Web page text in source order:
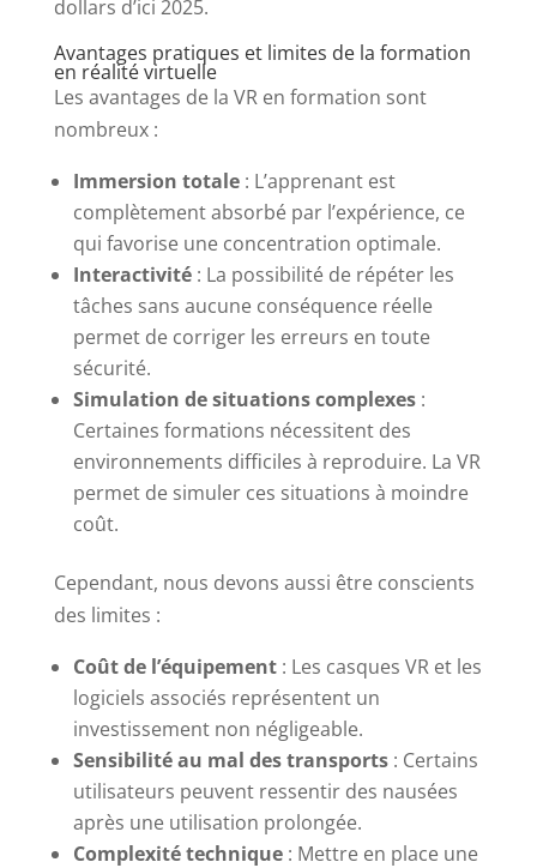
dollars d’ici 2025.
Avantages pratiques et limites de la formation
en réalité virtuelle
Les avantages de la VR en formation sont
nombreux :
Immersion totale: L’apprenant est
complètement absorbé par l’expérience, ce
qui favorise une concentration optimale.
Interactivité: La possibilité de répéter les
tâches sans aucune conséquence réelle
permet de corriger les erreurs en toute
sécurité.
Simulation de situations complexes:
Certaines formations nécessitent des
environnements difficiles à reproduire. La VR
permet de simuler ces situations à moindre
coût.
Cependant, nous devons aussi être conscients
des limites :
Coût de l’équipement: Les casques VR et les
logiciels associés représentent un
investissement non négligeable.
Sensibilité au mal des transports: Certains
utilisateurs peuvent ressentir des nausées
après une utilisation prolongée.
Complexité technique: Mettre en place une